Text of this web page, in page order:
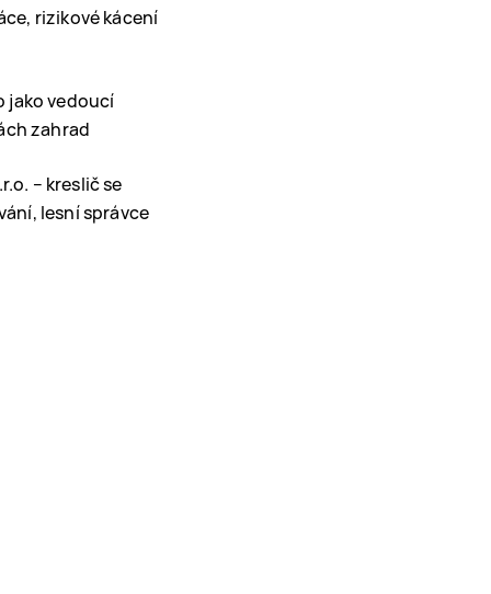
rizikové kácení
jako vedoucí
zahrad
– kreslič se
lesní správce